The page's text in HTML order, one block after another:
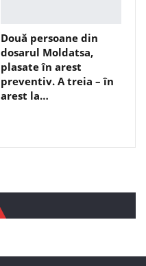
Două persoane din
dosarul Moldatsa,
plasate în arest
preventiv. A treia – în
arest la…